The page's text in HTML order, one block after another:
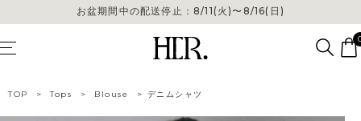
お盆期間中の配送停止：8/11(火)〜8/16(日)
TOP > Tops > Blouse > デニムシャツ